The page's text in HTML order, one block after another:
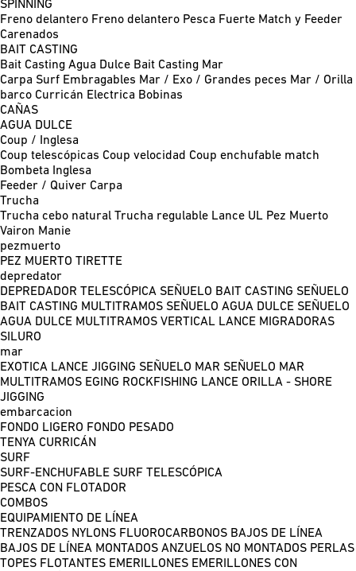
SPINNING
Freno delantero Freno delantero Pesca Fuerte Match y Feeder
Carenados
BAIT CASTING
Bait Casting Agua Dulce Bait Casting Mar
Carpa Surf Embragables Mar / Exo / Grandes peces Mar / Orilla
barco Curricán Electrica Bobinas
CAÑAS
AGUA DULCE
Coup / Inglesa
Coup telescópicas Coup velocidad Coup enchufable match
Bombeta
Inglesa
Feeder / Quiver Carpa
Trucha
Trucha cebo natural Trucha regulable Lance UL Pez Muerto
Vairon Manie
pezmuerto
PEZ MUERTO TIRETTE
depredator
DEPREDADOR TELESCÓPICA SEÑUELO BAIT CASTING SEÑUELO
BAIT CASTING MULTITRAMOS SEÑUELO AGUA DULCE SEÑUELO
AGUA DULCE MULTITRAMOS VERTICAL LANCE MIGRADORAS
SILURO
mar
EXOTICA LANCE JIGGING SEÑUELO MAR SEÑUELO MAR
MULTITRAMOS EGING ROCKFISHING LANCE ORILLA - SHORE
JIGGING
embarcacion
FONDO LIGERO FONDO PESADO
TENYA CURRICÁN
SURF
SURF-ENCHUFABLE SURF TELESCÓPICA
PESCA CON FLOTADOR
COMBOS
EQUIPAMIENTO DE LÍNEA
TRENZADOS NYLONS FLUOROCARBONOS BAJOS DE LÍNEA
BAJOS DE LÍNEA MONTADOS ANZUELOS NO MONTADOS PERLAS
TOPES FLOTANTES EMERILLONES EMERILLONES CON